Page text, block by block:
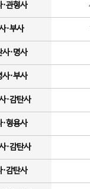
·관형사
·부사
사·명사
사·부사
·감탄사
·형용사
·감탄사
·감탄사